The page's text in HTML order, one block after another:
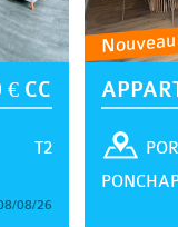
€ CC
T2
08/26